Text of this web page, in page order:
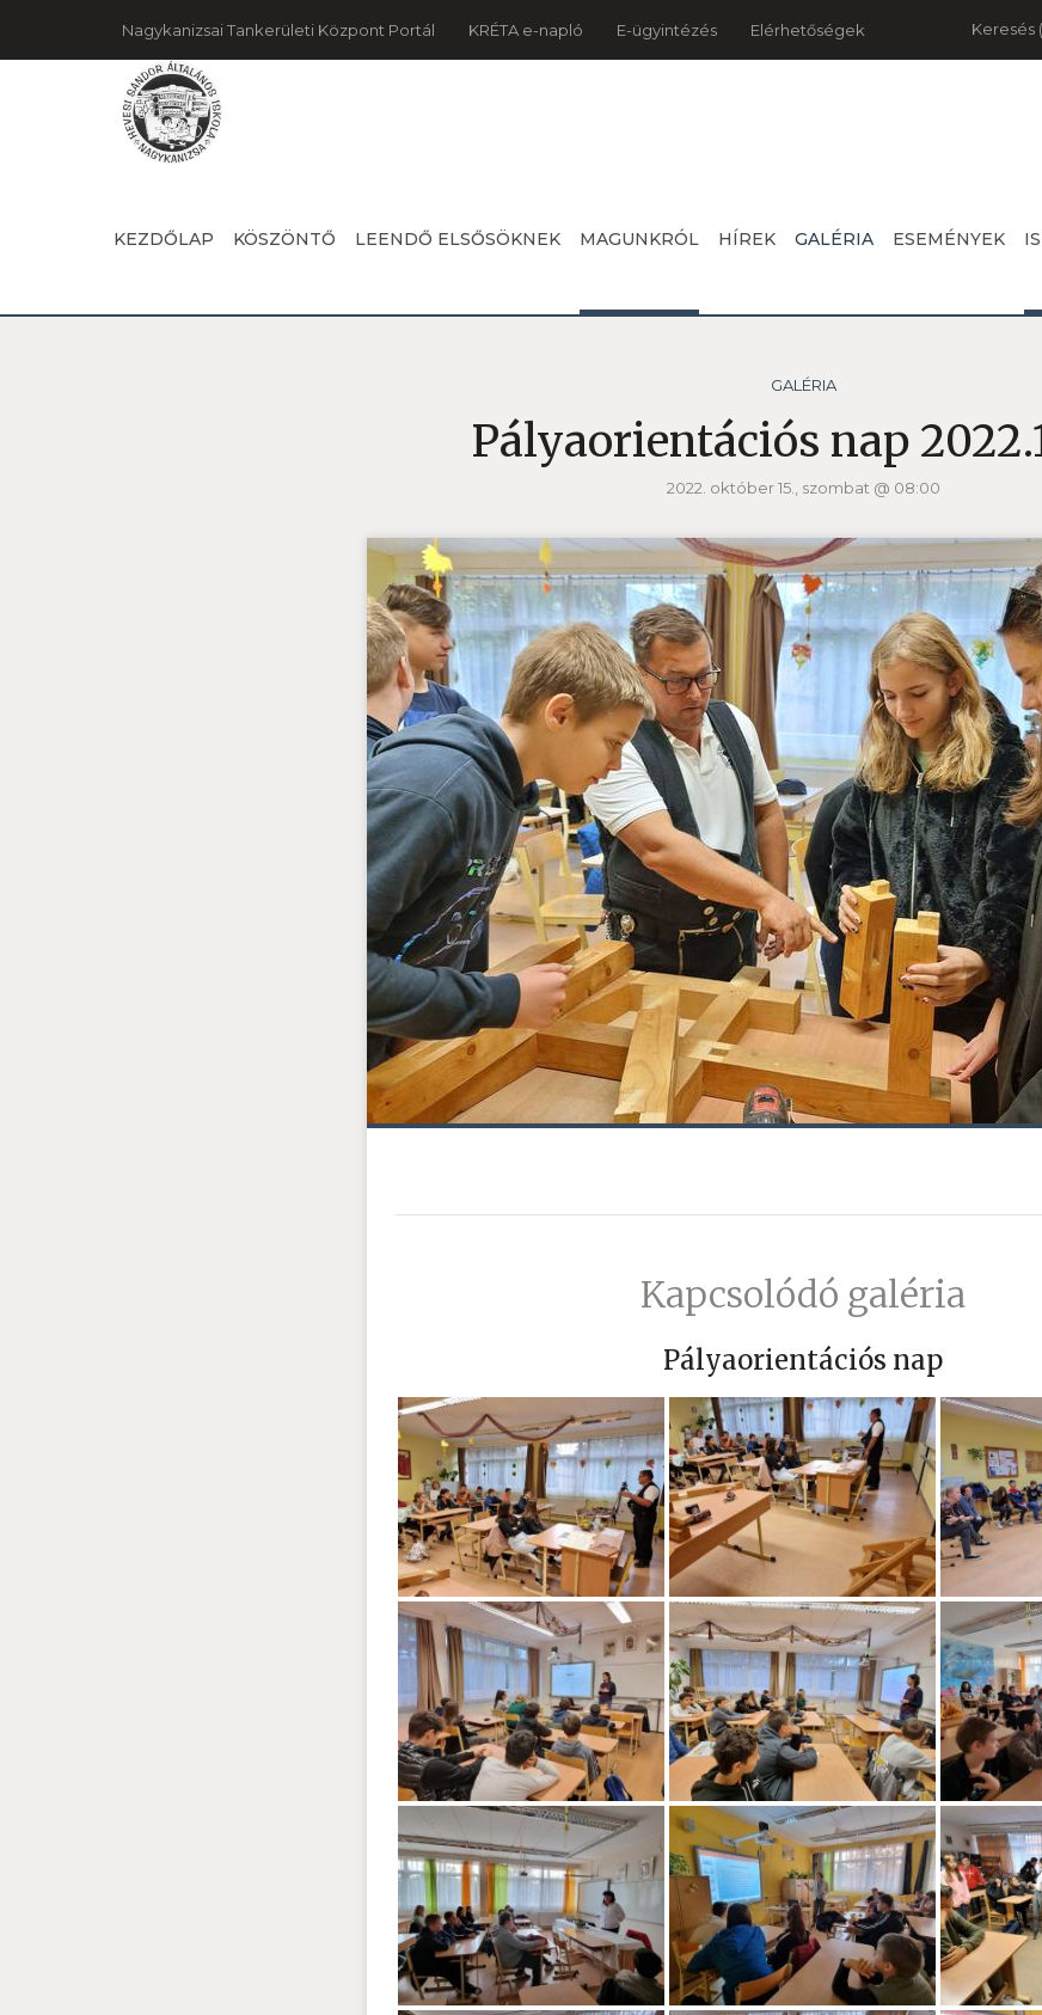
Nagykanizsai Tankerületi Központ Portál KRÉTA e-napló E-ügyintézés Elérhetőségek Keresés
KEZDŐLAP KÖSZÖNTŐ LEENDŐ ELSŐSÖKNEK MAGUNKRÓL HÍREK GALÉRIA ESEMÉNYEK
GALÉRIA
Pályaorientációs nap
2022. október 15., szombat @ 08:00
Kapcsolódó galéria
Pályaorientációs nap